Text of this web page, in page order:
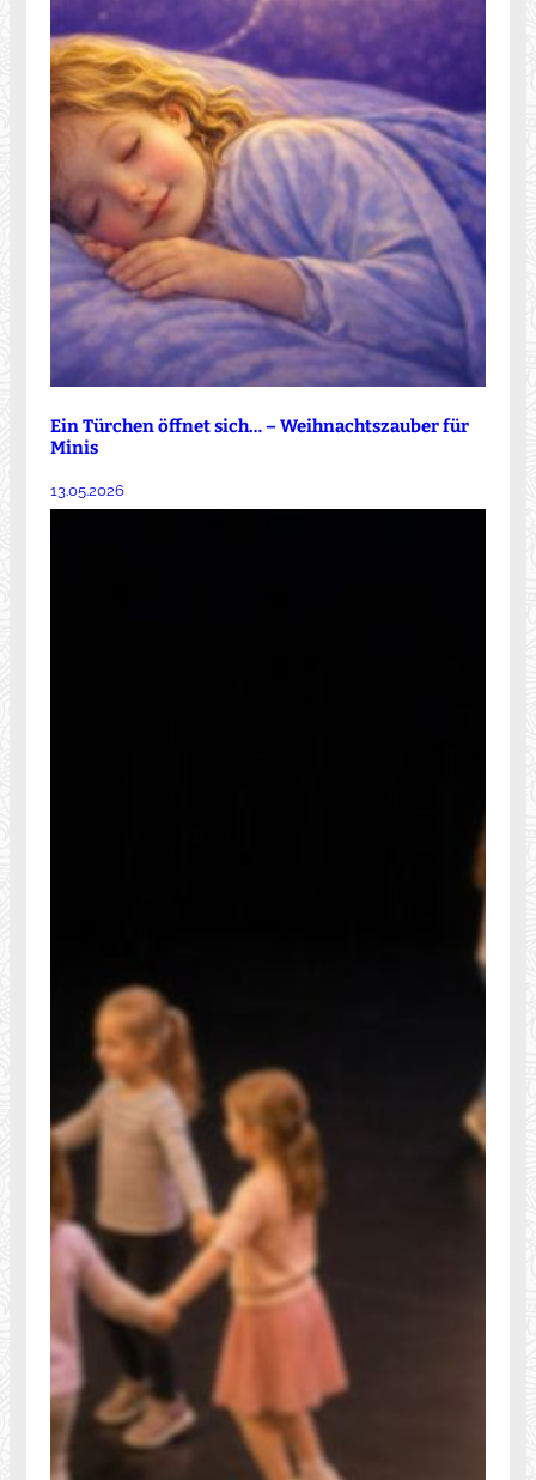
Ein Türchen öffnet sich… – Weihnachtszauber für
Minis
13.05.2026